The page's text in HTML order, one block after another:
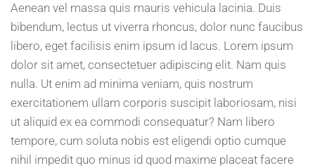
Aenean vel massa quis mauris vehicula lacinia. Duis
bibendum, lectus ut viverra rhoncus, dolor nunc faucibus
libero, eget facilisis enim ipsum id lacus. Lorem ipsum
dolor sit amet, consectetuer adipiscing elit. Nam quis
nulla. Ut enim ad minima veniam, quis nostrum
exercitationem ullam corporis suscipit laboriosam, nisi
ut aliquid ex ea commodi consequatur? Nam libero
tempore, cum soluta nobis est eligendi optio cumque
nihil impedit quo minus id quod maxime placeat facere